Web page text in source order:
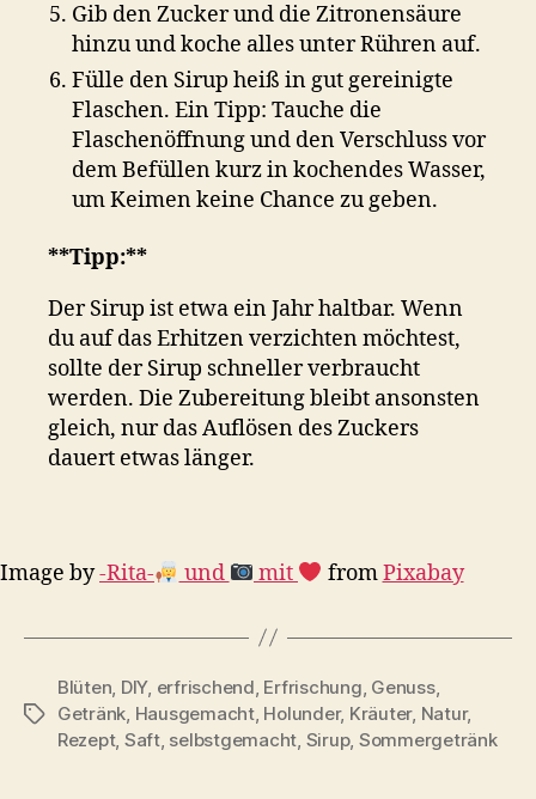
Gib den Zucker und die Zitronensäure
hinzu und koche alles unter Rühren auf.
Fülle den Sirup heiß in gut gereinigte
Flaschen. Ein Tipp: Tauche die
Flaschenöffnung und den Verschluss vor
dem Befüllen kurz in kochendes Wasser,
um Keimen keine Chance zu geben.
**Tipp:**
Der Sirup ist etwa ein Jahr haltbar. Wenn
du auf das Erhitzen verzichten möchtest,
sollte der Sirup schneller verbraucht
werden. Die Zubereitung bleibt ansonsten
gleich, nur das Auflösen des Zuckers
dauert etwas länger.
Image by-Rita- und mit fromPixabay
Schlagwörter
Blüten, DIY, erfrischend, Erfrischung, Genuss,
Getränk, Hausgemacht, Holunder, Kräuter, Natur,
Rezept, Saft, selbstgemacht, Sirup, Sommergetränk